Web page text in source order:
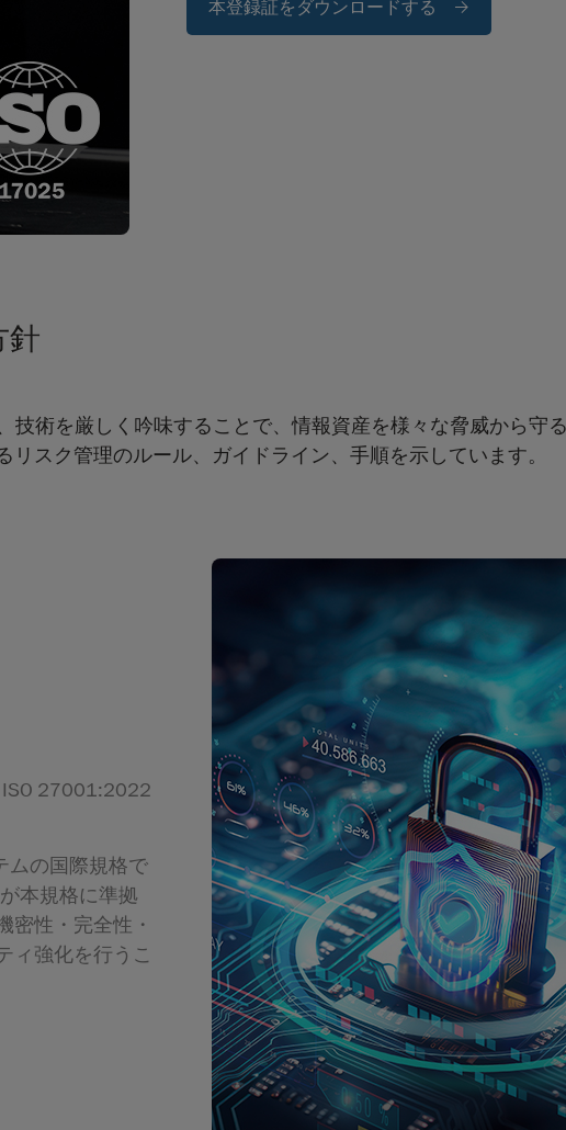
本登録証をダウンロードする
針
術を厳しく吟味することで、情報資産を様々な脅威から守
スク管理のルール、ガイドライン、手順を示しています。
27001:2022
ムの国際規格で
本規格に準拠
密性・完全性・
ィ強化を行うこ